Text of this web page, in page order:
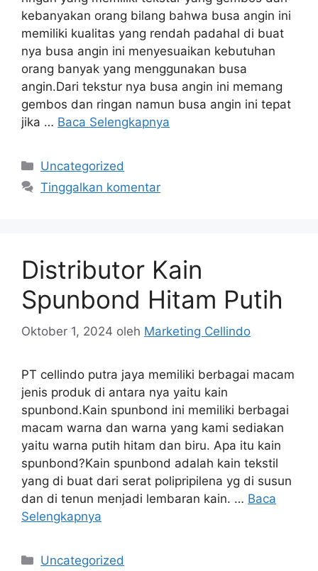
kebanyakan orang bilang bahwa busa angin ini
memiliki kualitas yang rendah padahal di buat
nya busa angin ini menyesuaikan kebutuhan
orang banyak yang menggunakan busa
angin.Dari tekstur nya busa angin ini memang
gembos dan ringan namun busa angin ini tepat
jika … Baca Selengkapnya
Kategori
Uncategorized
Tinggalkan komentar
Distributor Kain
Spunbond Hitam Putih
Oktober 1, 2024 oleh Marketing Cellindo
PT cellindo putra jaya memiliki berbagai macam
jenis produk di antara nya yaitu kain
spunbond.Kain spunbond ini memiliki berbagai
macam warna dan warna yang kami sediakan
yaitu warna putih hitam dan biru. Apa itu kain
spunbond?Kain spunbond adalah kain tekstil
yang di buat dari serat polipripilena yg di susun
dan di tenun menjadi lembaran kain. … Baca
Selengkapnya
Kategori
Uncategorized